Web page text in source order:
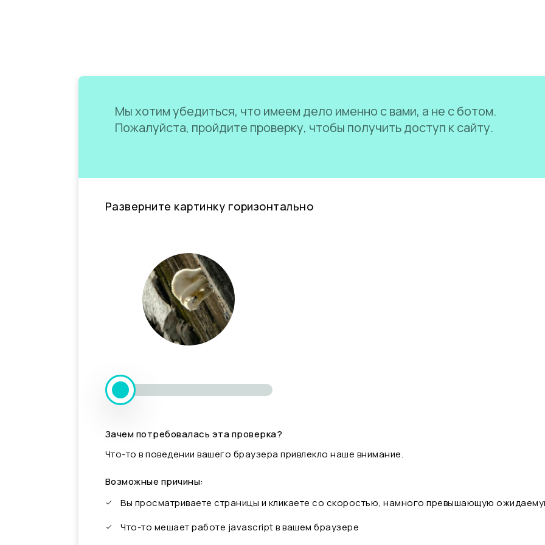
Мы хотим убедиться, что имеем дело именно с вами, а не с ботом.
Пожалуйста, пройдите проверку, чтобы получить доступ к сайту.
Разверните картинку горизонтально
Зачем потребовалась эта проверка?
Что-то в поведении вашего браузера привлекло наше внимание.
Возможные причины:
Вы просматриваете страницы и кликаете со скоростью, намного превышающую
Что-то мешает работе javascript в вашем браузере